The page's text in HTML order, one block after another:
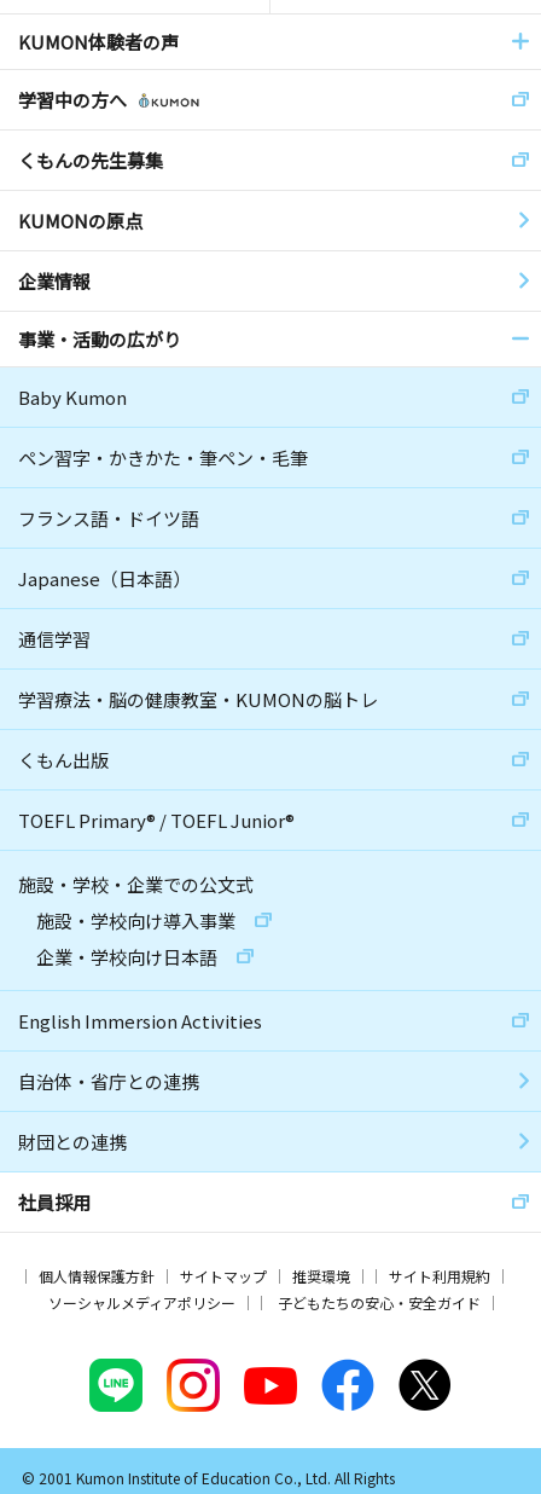
KUMON体験者の声
学習中の方へ
くもんの先生募集
KUMONの原点
企業情報
事業・活動の広がり
Baby Kumon
ペン習字・かきかた・筆ペン・毛筆
フランス語・ドイツ語
Japanese（日本語）
通信学習
学習療法・脳の健康教室・KUMONの脳トレ
くもん出版
TOEFL Primary® /TOEFL Junior®
施設・学校・企業での公文式
施設・学校向け導入事業
企業・学校向け日本語
English Immersion Activities
自治体・省庁との連携
財団との連携
社員採用
個人情報保護方針 サイトマップ 推奨環境
サイト利用規約
ソーシャルメディアポリシー
子どもたちの安心・安全ガイド
© 2001 Kumon Institute of Education Co., Ltd. All Rights